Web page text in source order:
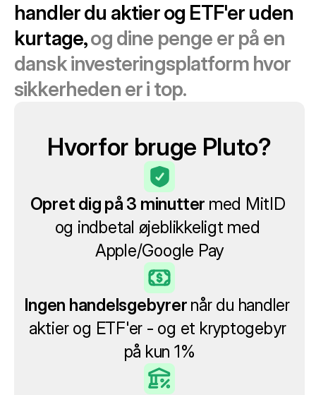
handler du aktier og ETF'er uden
kurtage, og dine penge er på en
dansk investeringsplatform hvor
sikkerheden er i top.
Hvorfor bruge Pluto?
Opret dig på 3 minutter med MitID
og indbetal øjeblikkeligt med
Apple/Google Pay
Ingen handelsgebyrer når du handler
aktier og ETF'er - og et kryptogebyr
på kun 1%